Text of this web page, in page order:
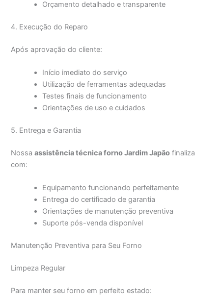
Orçamento detalhado e transparente
4. Execução do Reparo
Após aprovação do cliente:
Início imediato do serviço
Utilização de ferramentas adequadas
Testes finais de funcionamento
Orientações de uso e cuidados
5. Entrega e Garantia
Nossaassistência técnica forno Jardim Japão finaliza
com:
Equipamento funcionando perfeitamente
Entrega do certificado de garantia
Orientações de manutenção preventiva
Suporte pós-venda disponível
Manutenção Preventiva para Seu Forno
Limpeza Regular
Para manter seu forno em perfeito estado: